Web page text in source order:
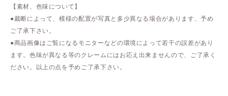
【素材、色味について】
●裁断によって、模様の配置が写真と多少異なる場合があります、予め
ご了承下さい。
●商品画像はご覧になるモニターなどの環境によって若干の誤差があり
ます。色味が異なる等のクレームにはお応え出来ませんので、ご了承く
ださい。以上の点を予めご了承下さい。